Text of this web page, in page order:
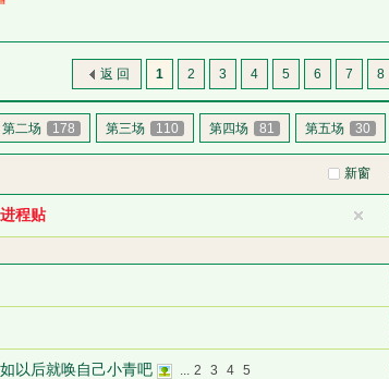
索
›
1 2 3 4 5 6 7 8
返 回
第二场 178 第三场 110 第四场 81 第五场 30
新窗
程贴
以后就唤自己小青吧 ... 2 3 4 5